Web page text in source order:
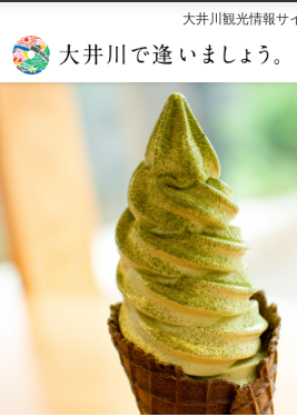
大井川観光情報サ